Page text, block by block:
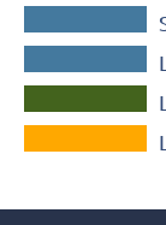
SERIE B / C / D
SERIE B / C / D
A3 MASCHILE
TUTTE LE NEWS